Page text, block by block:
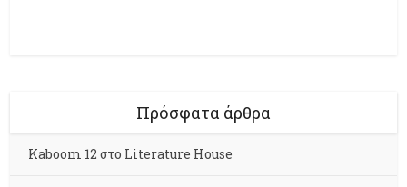
Πρόσφατα άρθρα
Kaboom 12 στο Literature House